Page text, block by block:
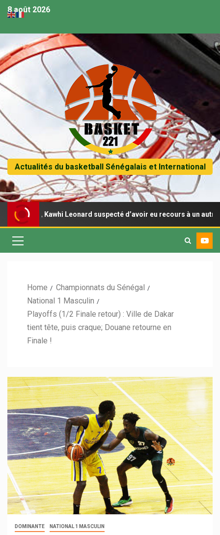
8 août 2026
Actualités du basketball Sénégalais et International
Kawhi Leonard suspecté d’avoir eu recours à un autre contrat
Home
Championnats du Sénégal
National 1 Masculin
Playoffs (1/2 Finale retour) : Ville de Dakar
tient tête, puis craque; Douane retourne en
Finale !
DOMINANTE NATIONAL 1 MASCULIN